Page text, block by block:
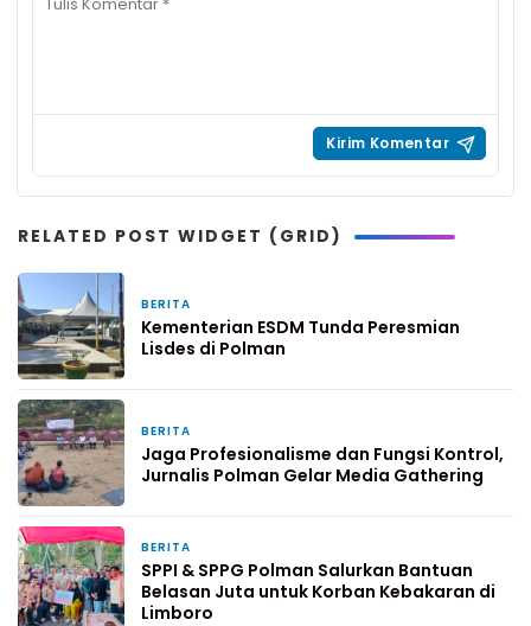
RELATED POST WIDGET (GRID)
BERITA
Kementerian ESDM Tunda Peresmian
Lisdes di Polman
BERITA
Jaga Profesionalisme dan Fungsi Kontrol,
Jurnalis Polman Gelar Media Gathering
BERITA
SPPI & SPPG Polman Salurkan Bantuan
Belasan Juta untuk Korban Kebakaran di
Limboro